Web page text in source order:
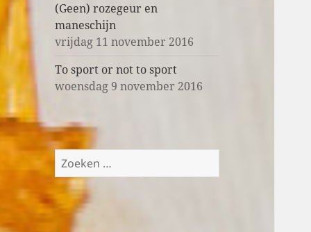
(Geen) rozegeur en
maneschijn
vrijdag 11 november 2016
To sport or not to sport
woensdag 9 november 2016
Z
o
k